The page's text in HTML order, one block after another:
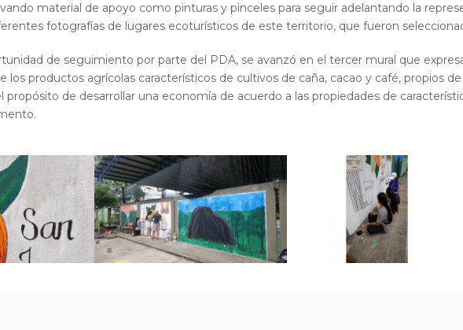
material de apoyo como pinturas y pinceles para seguir adelantando la
fotografías de lugares ecoturísticos de este territorio, que fueron
de seguimiento por parte del PDA, se avanzó en el tercer mural que
los productos agrícolas característicos de cultivos de caña, cacao y café, propios
propósito de desarrollar una economía de acuerdo a las propiedades de